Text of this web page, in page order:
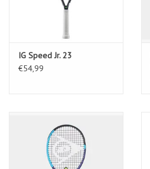
IG Speed Jr. 23
€54,99